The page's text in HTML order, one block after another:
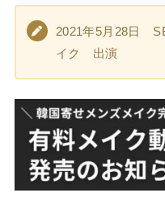
2021年5月28日
イク 出演